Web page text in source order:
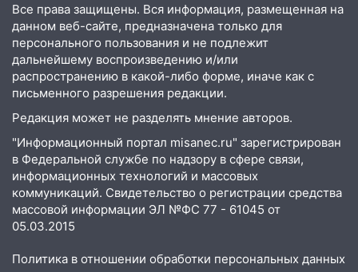
09:41 Диана Шурыгина уверовала в
Бога в СИЗО
09:35 В Ульяновске директора фирмы
будут судить за неуплату налогов на 48
млн рублей
08:22
Подросток на питбайке сбил
велосипедистку: пострадали двое
07:20 Жара возвращается: ожидается
знойный и сухой четверг
06:00 Под Ульяновском при развороте
иномарки
Все права защищены. Вся информация, размещенная на
данном веб-сайте, предназначена только для
персонального пользования и не подлежит
дальнейшему воспроизведению и/или
распространению в какой-либо форме, иначе как с
письменного разрешения редакции.
Редакция может не разделять мнение авторов.
"Информационный портал misanec.ru" зарегистрирован
в Федеральной службе по надзору в сфере связи,
информационных технологий и массовых
коммуникаций. Свидетельство о регистрации средства
массовой информации ЭЛ №ФС 77 - 61045 от
05.03.2015
Политика в отношении обработки персональных данных